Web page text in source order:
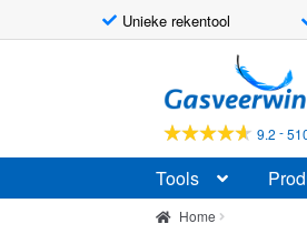
Unieke rekentool
door
naar
navigatie
naar
de
inhoud
9.2 -
Tools
Home